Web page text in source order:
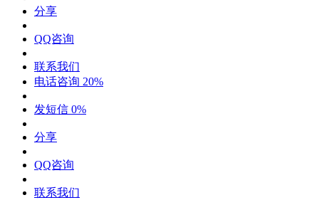
分享
QQ咨询
联系我们
电话咨询 20%
发短信 0%
分享
QQ咨询
联系我们